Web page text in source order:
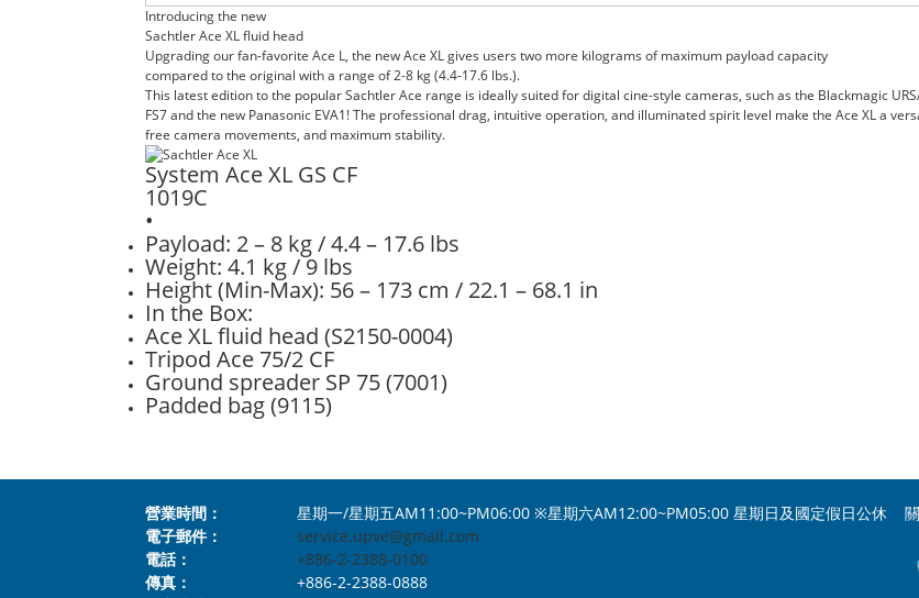
Introducing the new
Sachtler Ace XL fluid head
Upgrading our fan-favorite Ace L, the new Ace XL gives users two more kilograms of maximum payload capacity
compared to the original with a range of 2-8 kg (4.4-17.6 lbs.).
This latest edition to the popular Sachtler Ace range is ideally suited for digital cine-style cameras, such as the Blackmagic
FS7 and the new Panasonic EVA1! The professional drag, intuitive operation, and illuminated spirit level make the Ace XL a
free camera movements, and maximum stability.
System Ace XL GS CF
1019C
•
Payload: 2 – 8 kg / 4.4 – 17.6 lbs
Weight: 4.1 kg / 9 lbs
Height (Min-Max): 56 – 173 cm / 22.1 – 68.1 in
In the Box:
Ace XL fluid head (S2150-0004)
Tripod Ace 75/2 CF
Ground spreader SP 75 (7001)
Padded bag (9115)
營業時間：
星期一/星期五AM11:00~PM06:00 ※星期六AM12:00~PM05:00 星期日及國定假日公休
電子郵件：
service.upve@gmail.com
電話：
+886-2-2388-0100
傳真：
+886-2-2388-0888